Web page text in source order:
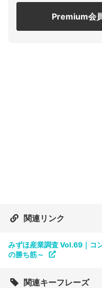
Premium会
関連リンク
みずほ産業調査 Vol.69｜コ
の勝ち筋～
関連キーフレーズ